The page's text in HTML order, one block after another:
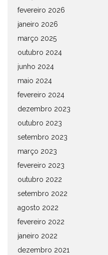
fevereiro 2026
janeiro 2026
março 2025
outubro 2024
junho 2024
maio 2024
fevereiro 2024
dezembro 2023
outubro 2023
setembro 2023
março 2023
fevereiro 2023
outubro 2022
setembro 2022
agosto 2022
fevereiro 2022
janeiro 2022
dezembro 2021